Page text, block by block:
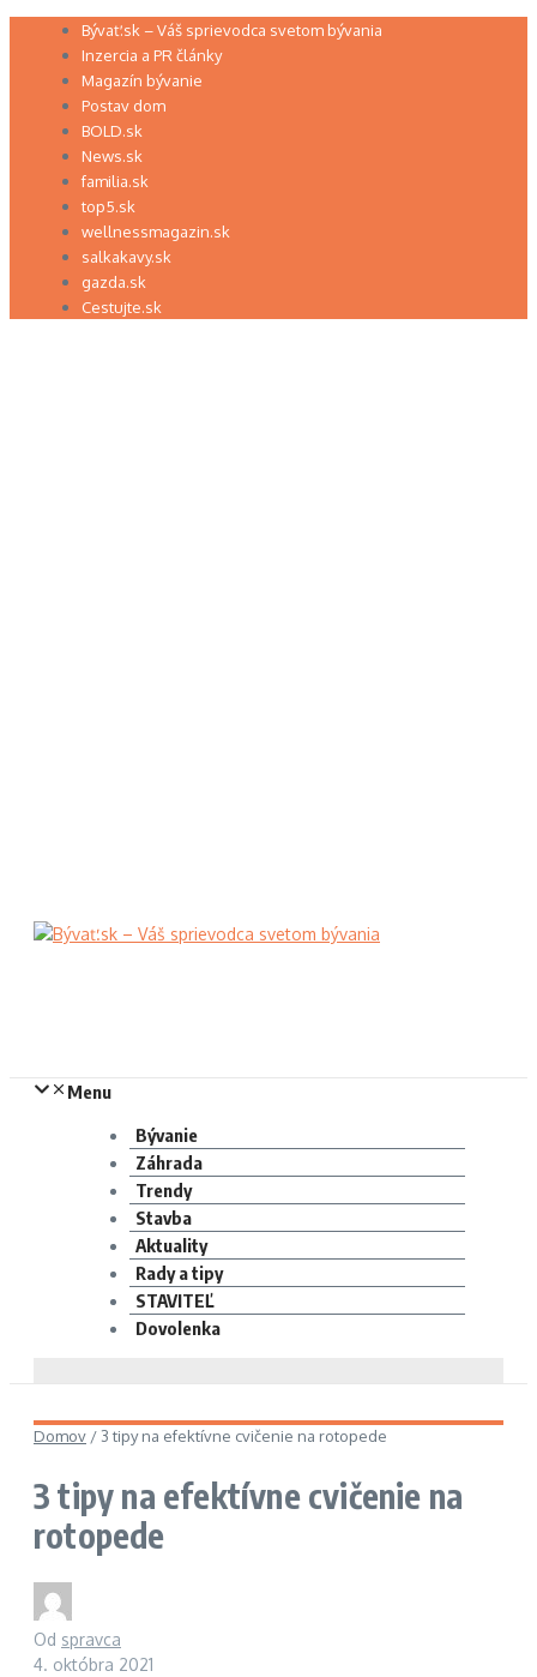
Preskočiť Bývať.sk – Váš sprievodca svetom bývania
Inzercia a PR články
Magazín bývanie
Postav dom
BOLD.sk
News.sk
familia.sk
top5.sk
wellnessmagazin.sk
salkakavy.sk
gazda.sk
Cestujte.sk
Menu
Bývanie
Záhrada
Trendy
Stavba
Aktuality
Rady a tipy
STAVITEĽ
Dovolenka
Domov / 3 tipy na efektívne cvičenie na rotopede
3 tipy na efektívne cvičenie na
rotopede
Od spravca
4. októbra 2021